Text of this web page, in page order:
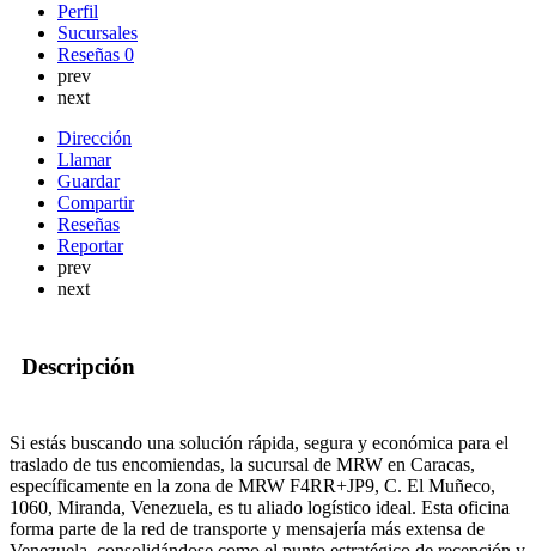
Perfil
Sucursales
Reseñas 0
prev
next
Dirección
Llamar
Guardar
Compartir
Reseñas
Reportar
prev
next
Descripción
Si estás buscando una solución rápida, segura y económica para el
traslado de tus encomiendas, la sucursal de MRW en Caracas,
específicamente en la zona de MRW F4RR+JP9, C. El Muñeco,
1060, Miranda, Venezuela, es tu aliado logístico ideal. Esta oficina
forma parte de la red de transporte y mensajería más extensa de